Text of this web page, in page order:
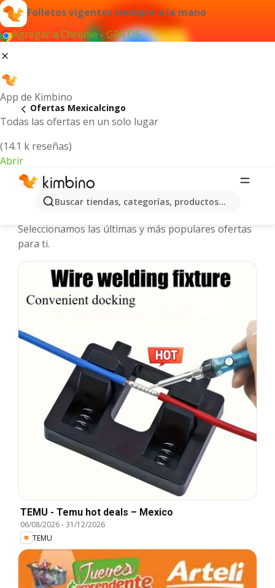
Folletos vigentes siempre a la mano
Agregar a Chrome - GRATIS
App de Kimbino
Todas las ofertas en un solo lugar
(14.1 k reseñas)
Abrir
Buscar tiendas, categorías, productos...
Ofertas Mexicalcingo
Mexicalcingo - Folletos y ofertas
Seleccionamos las últimas y más populares ofertas
para ti.
TEMU - Temu hot deals – Mexico
06/08/2026-31/12/2026
TEMU